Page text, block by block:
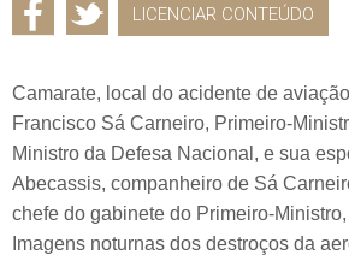
LICENCIAR CONTEÚDO
Camarate, local do acidente de
Francisco Sá Carneiro, Primeiro-
Ministro da Defesa Nacional, e sua
Abecassis, companheiro de Sá
chefe do gabinete do Primeiro-
Imagens noturnas dos destroços da